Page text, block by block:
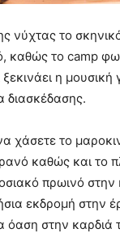
νύχτας το
καθώς το camp
η μουσική
διασκέδασης.
χάσετε το
καθώς και το
πρωινό
εκδρομή στην
όαση στην καρδιά